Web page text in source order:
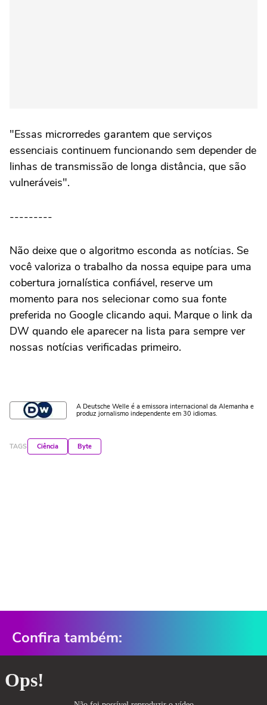
"Essas microrredes garantem que serviços
essenciais continuem funcionando sem depender de
linhas de transmissão de longa distância, que são
vulneráveis".
---------
Não deixe que o algoritmo esconda as notícias. Se
você valoriza o trabalho da nossa equipe para uma
cobertura jornalística confiável, reserve um
momento para nos selecionar como sua fonte
preferida no Google clicando aqui. Marque o link da
DW quando ele aparecer na lista para sempre ver
nossas notícias verificadas primeiro.
A Deutsche Welle é a emissora internacional da Alemanha e
produz jornalismo independente em 30 idiomas.
TAGS Ciência Byte
Confira também: